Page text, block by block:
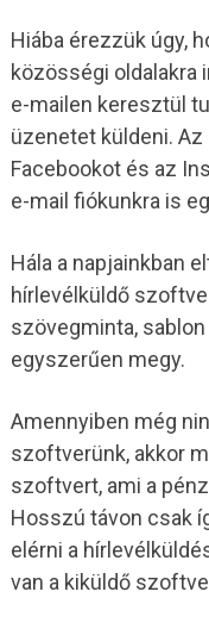
Hiába érezzük úgy,
közösségi oldalakra
e-mailen keresztül
üzenetet küldeni.
Facebookot és az
e-mail fiókunkra is
Hála a napjainkban
hírlevélküldő
szövegminta,
egyszerűen megy.
Amennyiben még
szoftverünk, akkor
szoftvert, ami a
Hosszú távon csak
elérni a
van a kiküldő